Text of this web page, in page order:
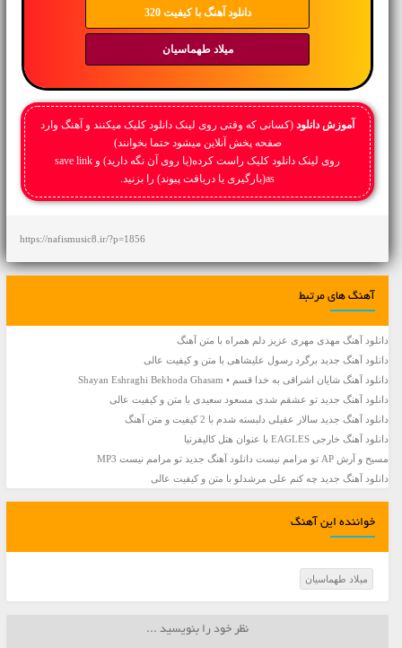
دانلود آهنگ با کیفیت 320
میلاد طهماسیان
آموزش دانلود(کسانی که وقتی روی لینک دانلود کلیک میکنند و آهنگ وارد
صفحه پخش آنلاین میشود حتما بخوانند)
روی لینک دانلود کلیک راست کرده(یا روی آن نگه دارید) و save link
as(بارگیری یا دریافت پیوند) را بزنید.
https://nafismusic8.ir/?p=1856
آهنگ های مرتبط
دانلود آهنگ مهدی مهری عزیز دلم همراه با متن آهنگ
دانلود آهنگ جديد برگرد رسول علیشاهی با متن و کیفیت عالی
دانلود آهنگ شایان اشراقی به خدا قسم • Shayan Eshraghi Bekhoda Ghasam
دانلود آهنگ جديد تو عشقم شدی مسعود سعیدی با متن و کیفیت عالی
دانلود آهنگ جديد سالار عقیلی دلبسته شدم با 2 کیفیت و متن آهنگ
دانلود آهنگ خارجی EAGLES با عنوان هتل کالیفرنیا
مسیح و آرش AP تو مرامم نیست دانلود آهنگ جدید تو مرامم نیست MP3
دانلود آهنگ جديد چه کنم علی مرشدلو با متن و کیفیت عالی
خواننده این آهنگ
میلاد طهماسیان